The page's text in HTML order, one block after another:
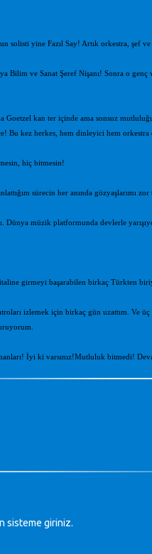
solisti yine Fazıl Say! Artık orkestra,
Bilim ve Sanat Şeref Nişanı! Sonra o
Goetzel kan ter içinde ama sonsuz
Bu kez herkes, hem dinleyici hem orkestra
hiç bitmesin!
sürecin her anında gözyaşlarımı
Dünya müzik platformunda devlerle
girmeyi başarabilen birkaç Türkten
izlemek için birkaç gün uzattım. Ve
İyi ki varsınız!Mutluluk bitmedi!
sisteme giriniz.